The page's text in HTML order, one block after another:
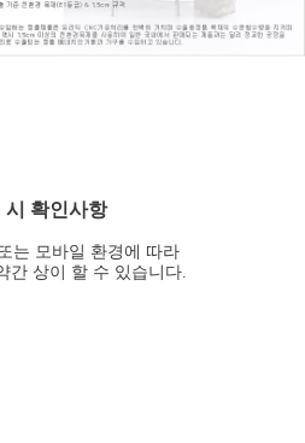
시 확인사항
는 모바일 환경에 따라
간 상이 할 수 있습니다.